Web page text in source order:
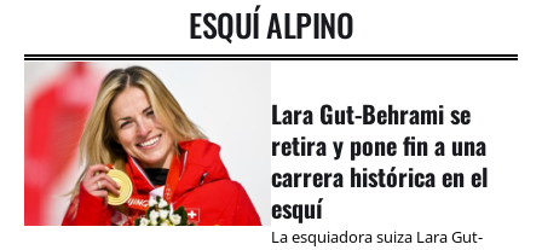
ESQUÍ ALPINO
Lara Gut-Behrami se
retira y pone fin a una
carrera histórica en el
esquí
La esquiadora suiza Lara Gut-